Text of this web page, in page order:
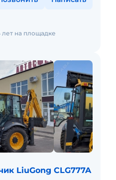
лет на площадке
LiuGong CLG777A